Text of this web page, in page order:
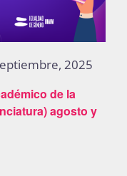
de la
agosto y
2025